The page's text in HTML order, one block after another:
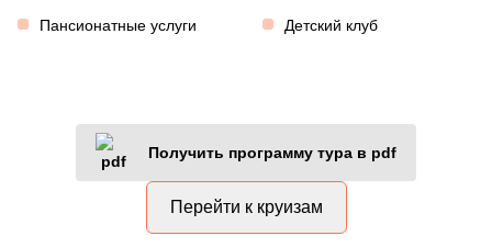
Пансионатные услуги Детский клуб
Получить программу тура в pdf
Перейти к круизам